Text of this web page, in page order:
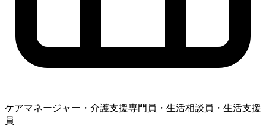
ケアマネージャー・介護支援専門員・生活相談員・生活支援
員